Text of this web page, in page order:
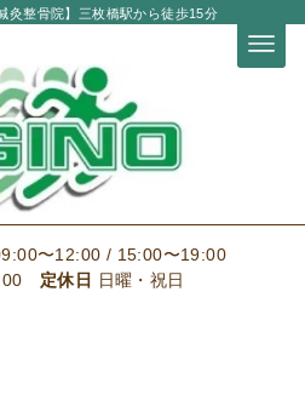
灸整骨院】三枚橋駅から徒歩15分
〜12:00 / 15:00〜19:00
定休日 日曜・祝日